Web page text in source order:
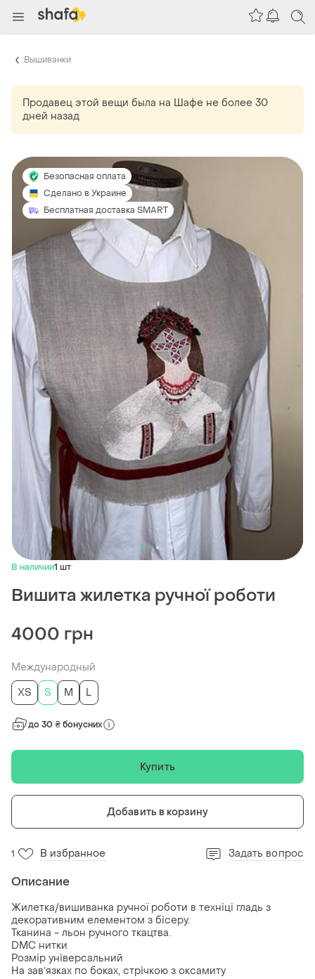
Вышиванки
Продавец этой вещи была на Шафе не более 30
дней назад
Безопасная оплата
Сделано в Украине
Бесплатная доставка SMART
В наличии1 шт
Вишита жилетка ручної роботи
4000 грн
Международный
ХS
S M L
до 30 ₴ бонусних
Купить
Добавить в корзину
1 В избранное Задать вопрос
Описание
Жилетка/вишиванка ручної роботи в техніці гладь з
декоративним елементом з бісеру.
Тканина - льон ручного ткацтва.
DMC нитки
Розмір універсальний
На завʼязках по боках, стрічкою з оксамиту